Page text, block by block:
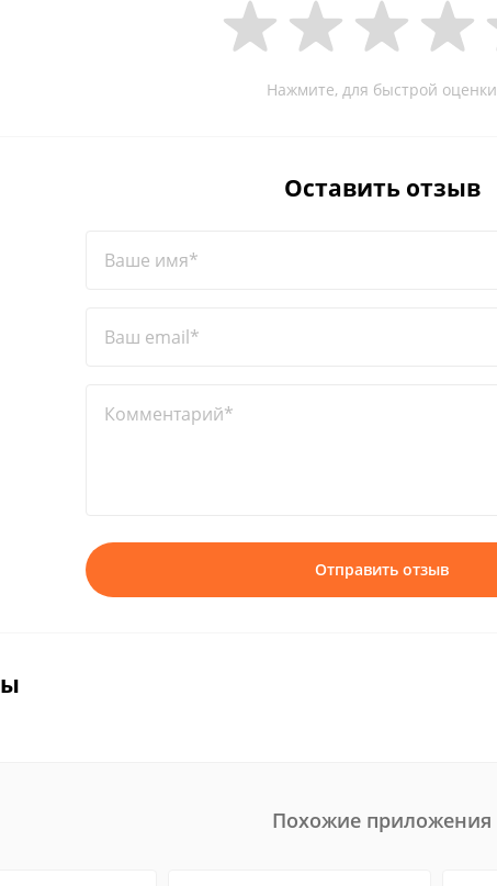
Нажмите, для быстрой оценки
Оставить отзыв
Ваше имя*
Ваш email*
Комментарий*
Отправить отзыв
Похожие приложения